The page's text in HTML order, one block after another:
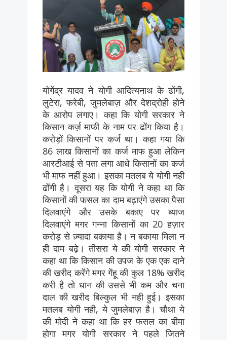
योगेंद्र यादव ने योगी आदित्यनाथ के ढोंगी,
लुटेरा, फरेबी, जुमलेबाज़ और देशद्रोही होने
के आरोप लगाए। कहा कि योगी सरकार ने
किसान कर्ज़ माफी के नाम पर ढोंग किया है।
करोड़ों किसानों पर कर्ज था। कहा गया कि
86 लाख किसानों का कर्ज माफ हुआ लेकिन
आरटीआई से पता लगा आधे किसानों का कर्ज
भी माफ नहीं हुआ। इसका मतलब ये योगी नही
ढोंगी है। दूसरा यह कि योगी ने कहा था कि
किसानों की फसल का दाम बढ़ाएंगे उसका पैसा
दिलवाएंगे और उसके बकाए पर ब्याज
दिलवाएंगे मगर गन्ना किसानों का 20 हज़ार
करोड़ से ज़्यादा बकाया है। न बकाया मिला न
ही दाम बढ़े। तीसरा ये की योगी सरकार ने
कहा था कि किसान की उपज के एक एक दाने
की खरीद करेंगे मगर गेंहू की कुल 18% खरीद
करी है तो धान की उससे भी कम और चना
दाल की खरीद बिल्कुल भी नही हुई। इसका
मतलब योगी नही, ये जुमलेबाज़ है। चौथा ये
की मोदी ने कहा था कि हर फसल का बीमा
होगा मगर योगी सरकार ने पहले जितने